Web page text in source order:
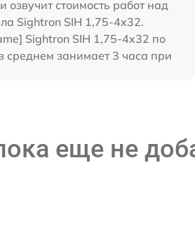
озвучит стоимость работ над
Sightron SIH 1,75-4x32.
Sightron SIH 1,75-4x32 по
среднем занимает 3 часа при
еще не